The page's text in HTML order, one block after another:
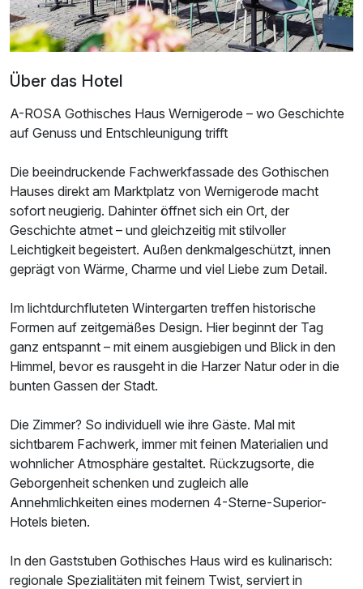
Doppelzimmer Superior
2 Erwachsene
Ausstattung
Zusatznächte
Für 4 Tage p.P. ab283,00 €
Über das Hotel
A-ROSA Gothisches Haus Wernigerode – wo Geschichte
auf Genuss und Entschleunigung trifft
Die beeindruckende Fachwerkfassade des Gothischen
Hauses direkt am Marktplatz von Wernigerode macht
sofort neugierig. Dahinter öffnet sich ein Ort, der
Geschichte atmet – und gleichzeitig mit stilvoller
Leichtigkeit begeistert. Außen denkmalgeschützt, innen
geprägt von Wärme, Charme und viel Liebe zum Detail.
Im lichtdurchfluteten Wintergarten treffen historische
Formen auf zeitgemäßes Design. Hier beginnt der Tag
ganz entspannt – mit einem ausgiebigen und Blick in den
Himmel, bevor es rausgeht in die Harzer Natur oder in die
bunten Gassen der Stadt.
Die Zimmer? So individuell wie ihre Gäste. Mal mit
sichtbarem Fachwerk, immer mit feinen Materialien und
wohnlicher Atmosphäre gestaltet. Rückzugsorte, die
Geborgenheit schenken und zugleich alle
Annehmlichkeiten eines modernen 4-Sterne-Superior-
Hotels bieten.
In den Gaststuben Gothisches Haus wird es kulinarisch:
regionale Spezialitäten mit feinem Twist, serviert in